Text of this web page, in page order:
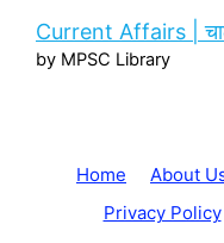
Current Affairs |
by MPSC Library
Home About
Privacy Policy